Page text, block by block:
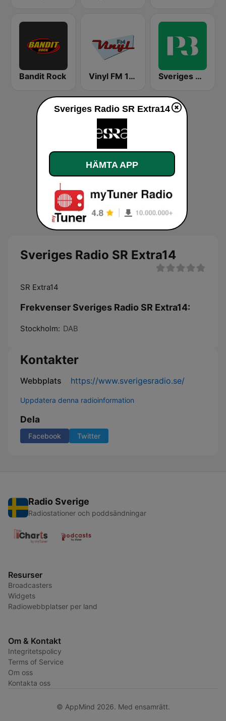
Bandit Rock Vinyl FM 107 Sveriges Radio P3
Sveriges Radio SR Extra14
SR Extra14
Frekvenser Sveriges Radio SR Extra14:
Stockholm: DAB
Kontakter
Webbplats https://www.sverigesradio.se/
Uppdatera denna radioinformation
Dela
Facebook Twitter
Radio Sverige
Radiostationer och poddsändningar
Resurser
Broadcasters
Widgets
Radiowebbplatser per land
Om & Kontakt
Integritetspolicy
Terms of Service
Om oss
Kontakta oss
© AppMind 2026. Med ensamrätt.
Sveriges Radio SR Extra14
HÄMTA APP